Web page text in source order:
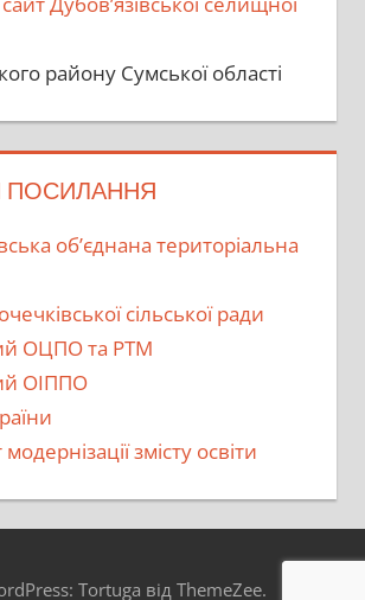
району Сумської області
ПОСИЛАННЯ
об’єднана територіальна
сільської ради
ОЦПО та РТМ
ОІППО
модернізації змісту освіти
Tortuga від ThemeZee.